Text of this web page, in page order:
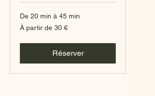
De 20 min à 45 min
À
partir
À partir de 30 €
Réserver